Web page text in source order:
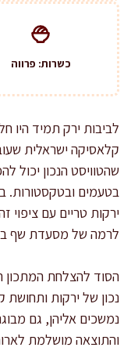
כשרות: פרווה
לביבות ירק תמיד
קלאסיקה ישראלית
שהטוויסט הנכון יכול
בטעמים ובטקסטורות.
ירקות טריים עם
לרמה של מסעדת שף
הסוד להצלחת המתכון
נכון של ירקות
נמשכים אליהן, גם
והתוצאה מושלמת